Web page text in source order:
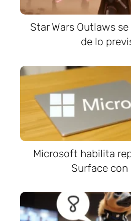
Star Wars Outlaws
de lo
Microsoft habilita
Surface con